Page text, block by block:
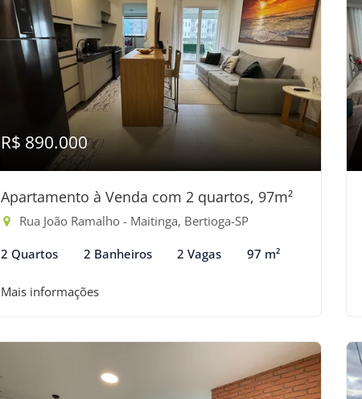
R$ 890.000
Apartamento à Venda com 2 quartos, 97m²
Rua João Ramalho - Maitinga, Bertioga-SP
2 Quartos 2 Banheiros 2 Vagas 97 m²
Mais informações